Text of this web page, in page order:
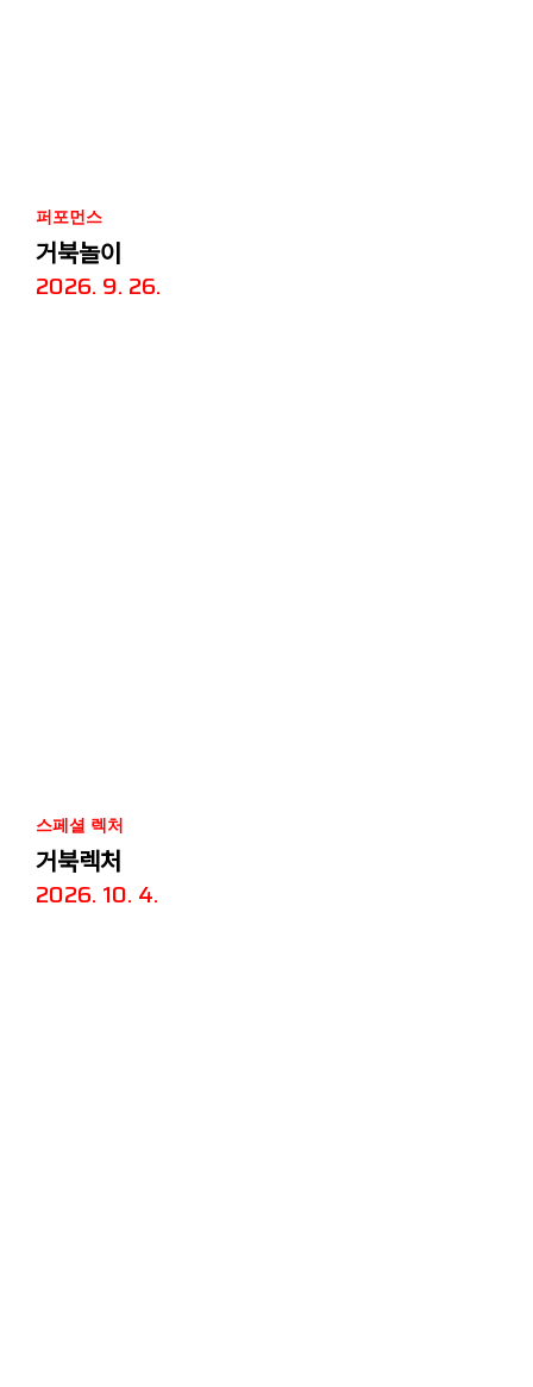
퍼포먼스
거북놀이
2026. 9. 26.
스페셜 렉처
거북렉처
2026. 10. 4.